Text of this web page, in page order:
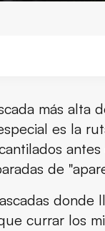
de otras
más alta
es la
de
currar los